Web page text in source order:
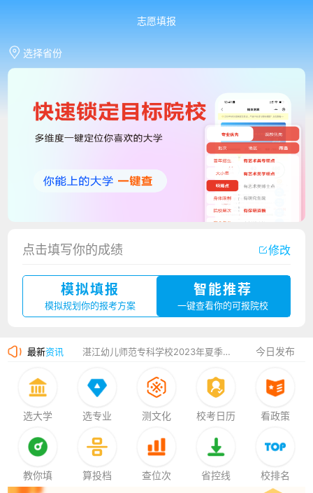
志愿填报
选择省份
点击填写你的成绩 修改
模拟填报
模拟规划你的报考方案
智能推荐
一键查看你的可报院校
最新资讯
厦门大学嘉庚学院2023年艺术类招生简章
湛江幼儿师范专科学校2023年夏季高考招生简章
香港中文大学（深圳）2023年夏季高考招生简章
今日发布
选大学 选专业 测文化 校考日历 看政策
教你填 算投档 查位次 省控线 校排名